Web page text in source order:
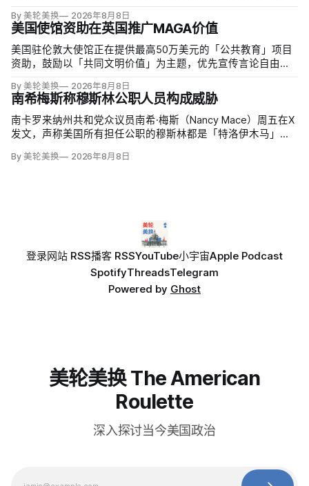
22.5亿美元、外国授权业务2025年收入6100万美元；
By 美轮美换 2026年8月8日
美国使馆资助在英国推广MAGA价值
美国驻伦敦大使馆正在提供最高50万美元的「公共教育」项目
资助，鼓励以「共同文明价值」为主题，优先宣传言论自由、
念。英国自由民主党议员丽莎·斯玛特（Lisa Smart）指责特朗
普政府用「MAGA资金」干预英国民主；
By 美轮美换 2026年8月8日
南希梅斯称穆斯林公职人员构成威胁
南卡罗来纳州共和党众议员南希·梅斯（Nancy Mace）周五在X
发文，声称美国所有担任公职的穆斯林都是「特洛伊木马」，
默」。截至浏览器核验时，这条帖子获得约440万次浏览、6.2
By 美轮美换 2026年8月8日
登录网站 RSS播客 RSSYouTube小宇宙Apple Podcast
SpotifyThreadsTelegram
Powered by Ghost
美轮美换 The American
Roulette
深入探讨当今美国政治